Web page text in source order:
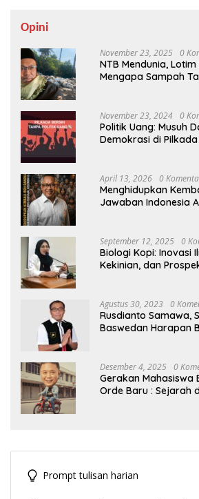
Opini
November 23, 2025 0
NTB Mendunia,
Mengapa Sampah
November 23, 2024 0
Politik Uang: Musuh
Demokrasi di Pilkada
April 13, 2026 0
Menghidupkan
Jawaban Indonesia
September 12, 2025 0
Biologi Kopi: Inovasi
Kekinian, dan
Agustus 30, 2023 0
Rusdianto Samawa,
Baswedan Harapan
Desember 4, 2025 0
Gerakan Mahasiswa
Orde Baru : Sejarah
Prompt tulisan harian